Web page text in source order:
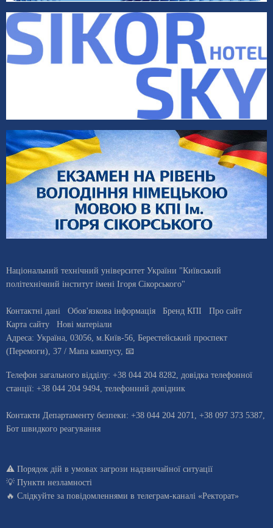
Національний технічний університет України "Київський
політехнічний інститут імені Ігоря Сікорського"
Контактні дані Обов'язкова інформація Бренд КПІ
Про сайт
Карта сайту
Нові матеріали
Адреса: Україна, 03056, м.Київ-56, Берестейський проспект
(Перемоги), 37 / Мапа кампусу, 📧
Телефон загального відділу: +38 044 204 8282 , довiдка телефонної
станцiї: +38 044 204 9494 телефонний довідник
Контакти Департаменту безпеки: +38 044 204 2071, +38 097 373 5387,
Бот швидкого реагування
⚠️ Порядок дій в умовах загрози надзвичайної ситуації
💡 Пункти незламності
🔥 Слідкуйте за повідомленнями в телеграм-каналі «Ректорат»